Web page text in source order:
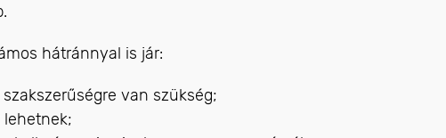
hátránnyal is jár:
van szükség;
lehetnek;